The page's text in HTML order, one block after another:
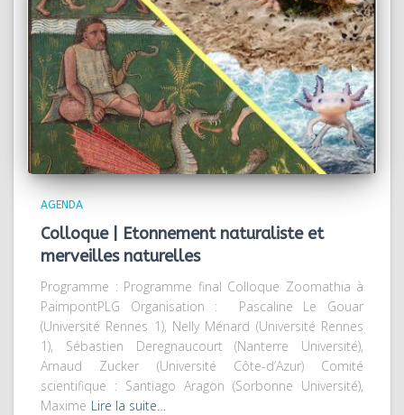
AGENDA
Colloque | Etonnement naturaliste et
merveilles naturelles
Programme : Programme final Colloque Zoomathia à
PaimpontPLG Organisation : Pascaline Le Gouar
(Université Rennes 1), Nelly Ménard (Université Rennes
1), Sébastien Deregnaucourt ­(Nanterre Université),
Arnaud Zucker (Université Côte-d’Azur) Comité
scientifique : Santiago Aragon (Sorbonne Université),
Maxime Lire la suite…